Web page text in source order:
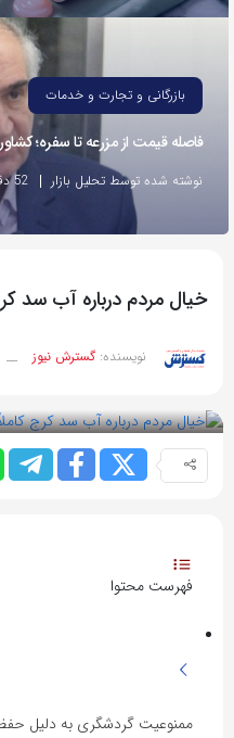
اشتراک
لینک
بازرگانی و تجارت و خدمات
فاصله قیمت از مزرعه تا سفره؛
نوشته شده توسط تحلیل بازار 52 دقیقه پیش
خیال مردم درباره آب سد
نویسنده: گسترش نیوز __
فهرست محتوا
ممنوعیت گردشگری به دلیل